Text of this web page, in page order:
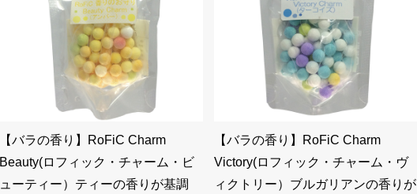
【バラの香り】RoFiC Charm
Beauty(ロフィック・チャーム・ビ
ューティー）ティーの香りが基調
【バラの香り】RoFiC Charm
Victory(ロフィック・チャーム・ヴ
ィクトリー）ブルガリアンの香りが